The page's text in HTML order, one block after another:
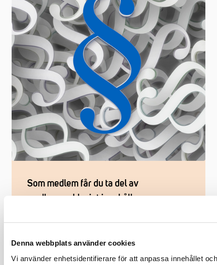
Denna webbplats använder cookies
Vi använder enhetsidentifierare för att anpassa innehållet
Som medlem får du ta del av
medlemsexklusivt innehåll
Ta de lav branschanpassade kollektivavtal som
underlättar vardagen
Saknar du ett medlemskonto?Registrera här